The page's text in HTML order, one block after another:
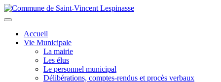
Aller
au
principal
Toggle
navigationAccueil
Vie Municipale
La mairie
Les élus
Le personnel municipal
Délibérations, comptes-rendus et procès verbaux